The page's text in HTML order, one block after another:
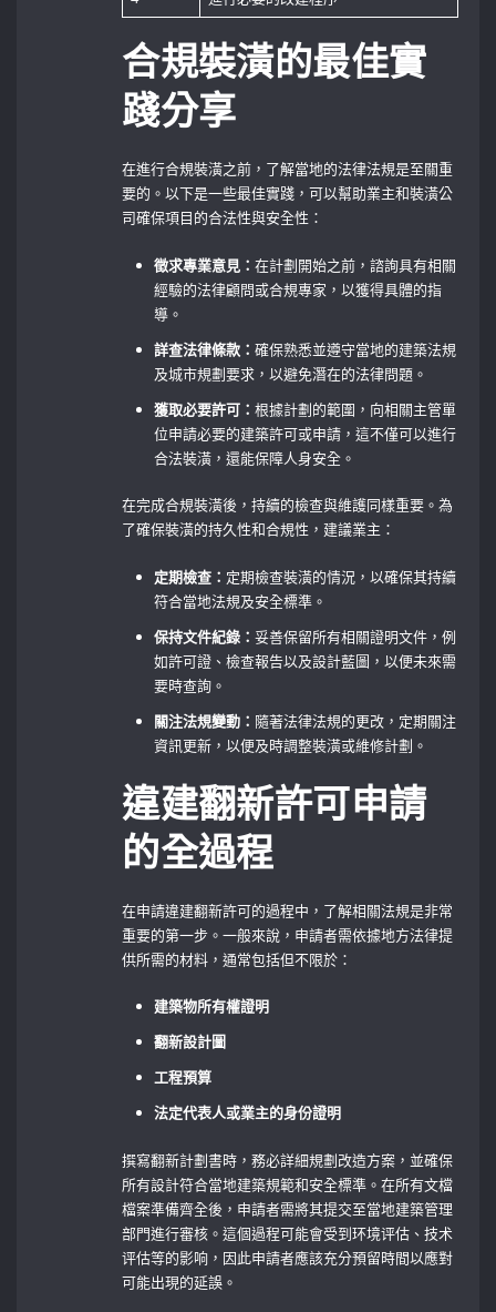
合規裝潢的最佳實
踐分享
在進行合規裝潢之前，了解當地的法律法規是至關重
要的。以下是一些最佳實踐，可以幫助業主和裝潢公
司確保項目的合法性與安全性：
徵求專業意見：在計劃開始之前，諮詢具有相關
經驗的法律顧問或合規專家，以獲得具體的指
導。
詳查法律條款：確保熟悉並遵守當地的建築法規
及城市規劃要求，以避免潛在的法律問題。
獲取必要許可：根據計劃的範圍，向相關主管單
位申請必要的建築許可或申請，這不僅可以進行
合法裝潢，還能保障人身安全。
在完成合規裝潢後，持續的檢查與維護同樣重要。為
了確保裝潢的持久性和合規性，建議業主：
定期檢查： 定期檢查裝潢的情況，以確保其持續
符合當地法規及安全標準。
保持文件紀錄：妥善保留所有相關證明文件，例
如許可證、檢查報告以及設計藍圖，以便未來需
要時查詢。
關注法規變動： 隨著法律法規的更改，定期關注
資訊更新，以便及時調整裝潢或維修計劃。
違建翻新許可申請
的全過程
在申請違建翻新許可的過程中，了解相關法規是非常
重要的第一步。一般來說，申請者需依據地方法律提
供所需的材料，通常包括但不限於：
建築物所有權證明
翻新設計圖
工程預算
法定代表人或業主的身份證明
撰寫翻新計劃書時，務必詳細規劃改造方案，並確保
所有設計符合當地建築規範和安全標準。在所有文檔
檔案準備齊全後，申請者需將其提交至當地建築管理
部門進行審核。這個過程可能會受到环境评估、技术
评估等的影响，因此申請者應該充分預留時間以應對
可能出現的延誤。